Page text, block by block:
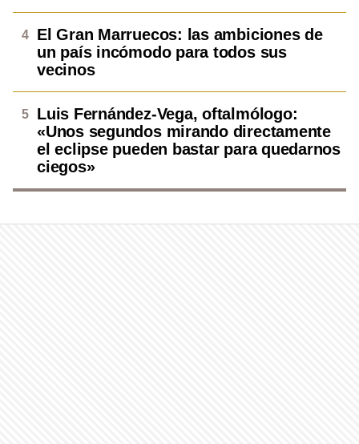
El Gran Marruecos: las ambiciones de
un país incómodo para todos sus
vecinos
Luis Fernández-Vega, oftalmólogo:
«Unos segundos mirando directamente
el eclipse pueden bastar para quedarnos
ciegos»